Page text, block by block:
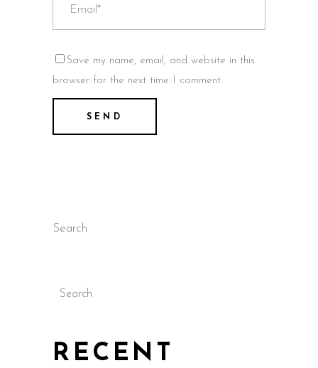
Save my name, email, and website in this
browser for the next time I comment.
Search
Search
RECENT